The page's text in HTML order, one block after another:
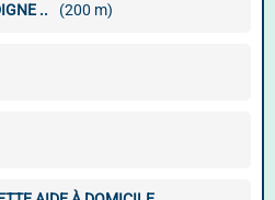
.. (200 m)